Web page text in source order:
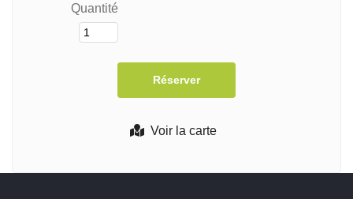
Voir la carte
Quantité